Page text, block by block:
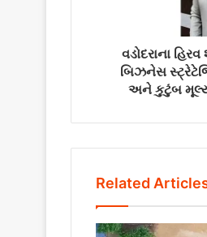
વડોદરાના
બિઝનેસ
અને કુટુંબ
Related